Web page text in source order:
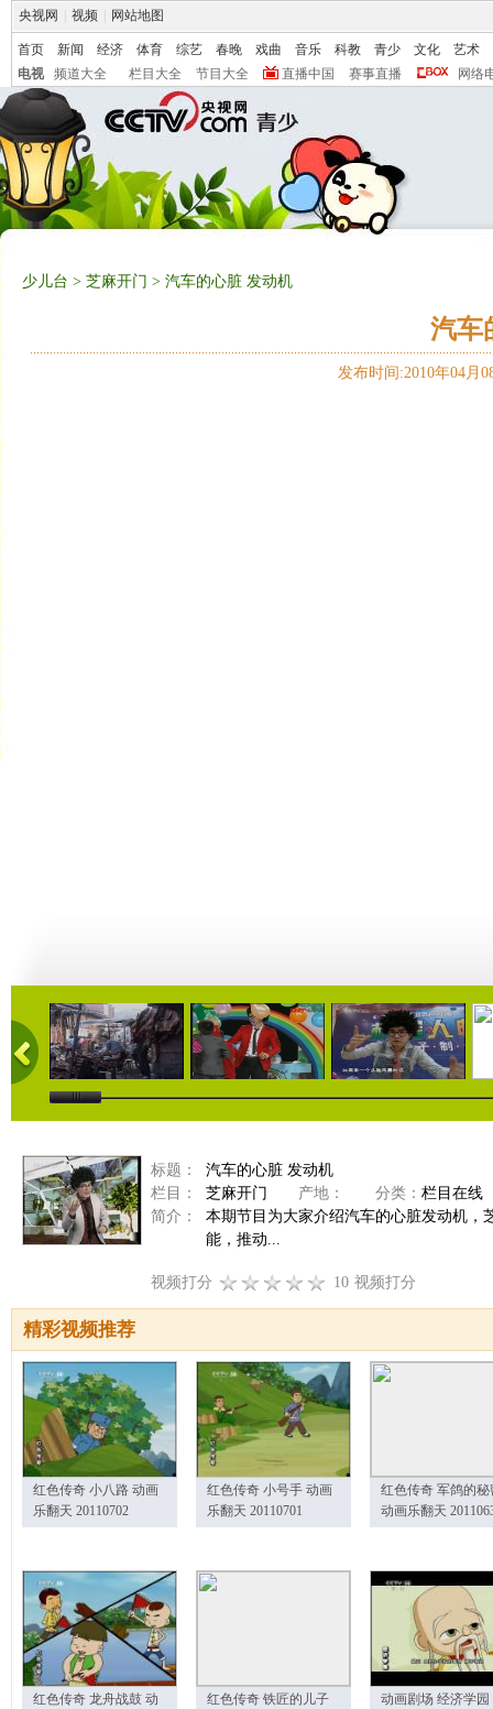
央视网 视频 网站地图
首页 新闻 经济 体育 综艺 春晚 戏曲 音乐 科教 青少 文化
艺术
电视
频道大全 栏目大全 节目大全 直播中国 赛事直播 网络
少儿台 > 芝麻开门 > 汽车的心脏 发动机
汽车
发布时间:2010年04月
19:57 20:15 19:55
标题：
汽车的心脏 发动机
栏目：
芝麻开门 产地： 分类： 栏目在线
简介：
本期节目为大家介绍汽车的心脏发动机，
能，推动...
视频打分 10 视频打分
精彩视频推荐
红色传奇 小八路 动画
乐翻天 20110702
红色传奇 小号手 动画
乐翻天 20110701
红色传奇 军鸽的秘
动画乐翻天
红色传奇 龙舟战鼓 动
红色传奇 铁匠的儿子
动画剧场 经济学园